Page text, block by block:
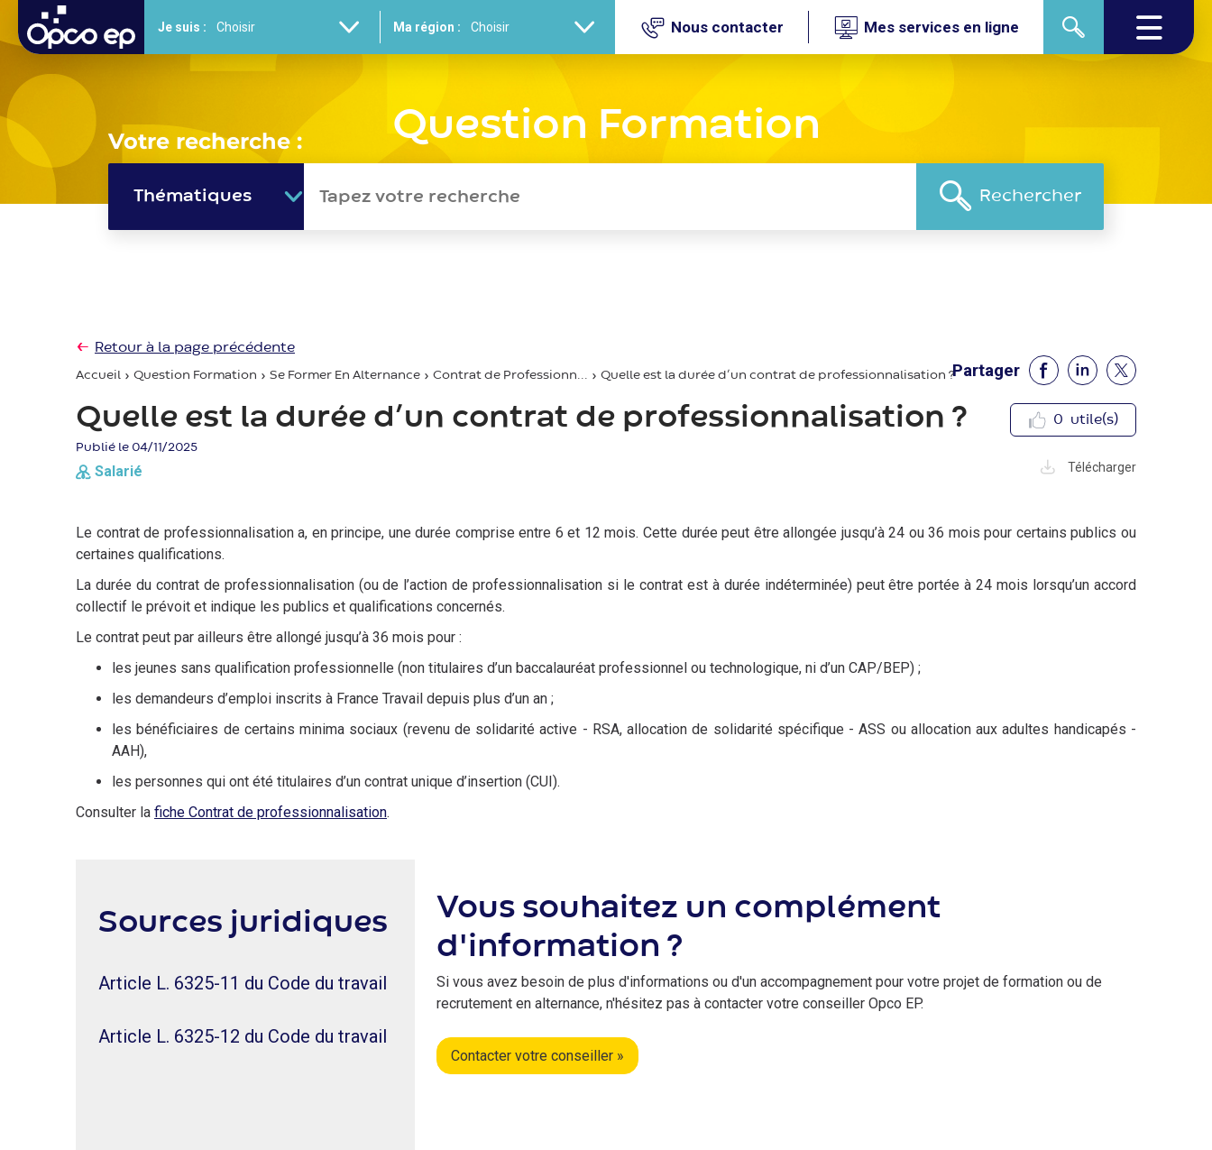
Gestion des cookies
contenu
principal
Je suis : Ma région : Nous contacter Mes services en ligne
Question Formation
Votre recherche :
Thématiques
Retour à la page précédente
d'Ariane
Accueil Question Formation Se Former En Alternance Contrat de Professionn... Quelle est la durée d’un contrat de professionnalisation ?Partager
0 utile(s)
Quelle est la durée d’un contrat de professionnalisation ?
Publié le 04/11/2025
Salarié Télécharger
Le contrat de professionnalisation a, en principe, une durée comprise entre 6 et 12 mois. Cette durée peut être allongée jusqu’à 24 ou 36 mois pour certains publics ou
certaines qualifications.
La durée du contrat de professionnalisation (ou de l’action de professionnalisation si le contrat est à durée indéterminée) peut être portée à 24 mois lorsqu’un accord
collectif le prévoit et indique les publics et qualifications concernés.
Le contrat peut par ailleurs être allongé jusqu’à 36 mois pour :
les jeunes sans qualification professionnelle (non titulaires d’un baccalauréat professionnel ou technologique, ni d’un CAP/BEP) ;
les demandeurs d’emploi inscrits à France Travail depuis plus d’un an ;
les bénéficiaires de certains minima sociaux (revenu de solidarité active - RSA, allocation de solidarité spécifique - ASS ou allocation aux adultes handicapés -
AAH),
les personnes qui ont été titulaires d’un contrat unique d’insertion (CUI).
Consulter la fiche Contrat de professionnalisation.
Sources juridiques
Article L. 6325-11 du Code du travail
Article L. 6325-12 du Code du travail
Vous souhaitez un complément
d'information ?
Si vous avez besoin de plus d'informations ou d'un accompagnement pour votre projet de formation ou de
recrutement en alternance, n'hésitez pas à contacter votre conseiller Opco EP.
Contacter votre conseiller »